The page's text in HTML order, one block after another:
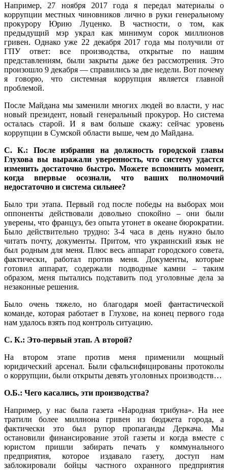
Например, 27 ноября 2017 года я передал материалы о
коррупции местных чиновников лично в руки генеральному
прокурору Юрию Луценко. В частности, о том, как
предыдущий мэр украл как минимум сорок миллионов
гривен. Однако уже 22 декабря 2017 года мы получили от
ГПУ ответ: все производства, открытые по нашим
представлениям, были закрыты даже без рассмотрения. Это
произошло 9 декабря — справились за две недели. Вот почему
я говорю, что системная коррупция является главной
проблемой.
После Майдана мы заменили многих людей во власти, у нас
новый президент, новый генеральный прокурор. Но система
осталась старой. И я вам больше скажу: сейчас уровень
коррупции в Сумской области выше, чем до Майдана.
С. К.: После избрания на должность городской главы
Глухова вы выражали уверенность, что систему удастся
изменить достаточно быстро. Можете вспомнить момент,
когда впервые осознали, что ваших полномочий
недостаточно и система сильнее?
Было три этапа. Первый год после победы на выборах мои
оппоненты действовали довольно спокойно – они были
уверены, что француз, без опыта утонет в океане бюрократии.
Было действительно трудно: 3-4 часа в день нужно было
читать почту, документы. Притом, что украинский язык не
был родным для меня. Плюс весь аппарат городского совета,
фактически, работал против меня. Документы, которые
готовил аппарат, содержали подводные камни – таким
образом, меня пытались подставить под уголовные дела за
незаконные решения.
Было очень тяжело, но благодаря моей фантастической
команде, которая работает в Глухове, на конец первого года
нам удалось взять под контроль ситуацию.
С. К.: Это-первый этап. А второй?
На втором этапе против меня применили мощный
юридический арсенал. Были сфальсифицированы протоколы
о коррупции, были открыты девять уголовных производств…
О.Б.: Чего касались, эти производства?
Например, у нас была газета «Народная трибуна». На нее
тратили более миллиона гривен из бюджета города, а
фактически это был рупор пропаганды Деркача. Мы
остановили финансирование этой газеты и когда вместе с
юристом пришли забирать печать у коммунального
предприятия, которое издавало газету, доступ нам
заблокировали бойцы частного охранного предприятия